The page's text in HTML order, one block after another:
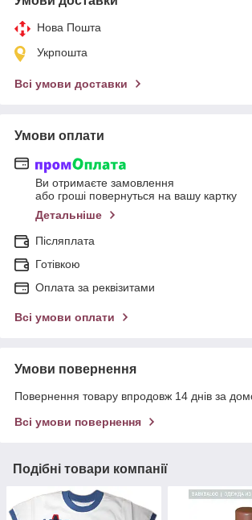
Нова Пошта
Укрпошта
Всі умови доставки
Умови оплати
Ви отримаєте замовлення
або гроші повернуться на вашу картку
Детальніше
Післяплата
Готівкою
Оплата за реквізитами
Всі умови оплати
Умови повернення
Повернення товару впродовж 14 днів за
Всі умови повернення
Подібні товари компанії